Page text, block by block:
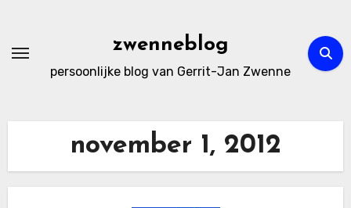
de
zwenneblog
persoonlijke blog van Gerrit-Jan Zwenne
november 1, 2012